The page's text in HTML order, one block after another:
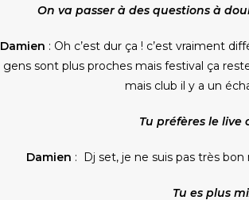
On va passer à des questions à
Damien : Oh c’est dur ça ! c’est vraiment
gens sont plus proches mais festival ça
mais club il y a un
Tu préfères le live
Damien : Dj set, je ne suis pas très
Tu es plus